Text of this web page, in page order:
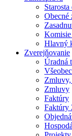
Starosta
Obecné
Hlavný
Zverejňovanie
Úradná
Zmluvy
Faktúry
Faktúry